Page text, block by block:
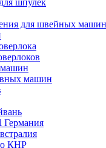
шпулек
для швейных машин
машин
КНР